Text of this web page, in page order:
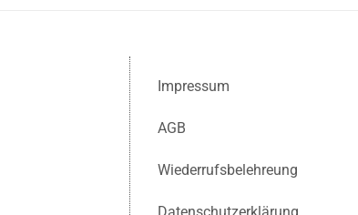
Impressum
AGB
Wiederrufsbelehreung
Datenschutzerklärung